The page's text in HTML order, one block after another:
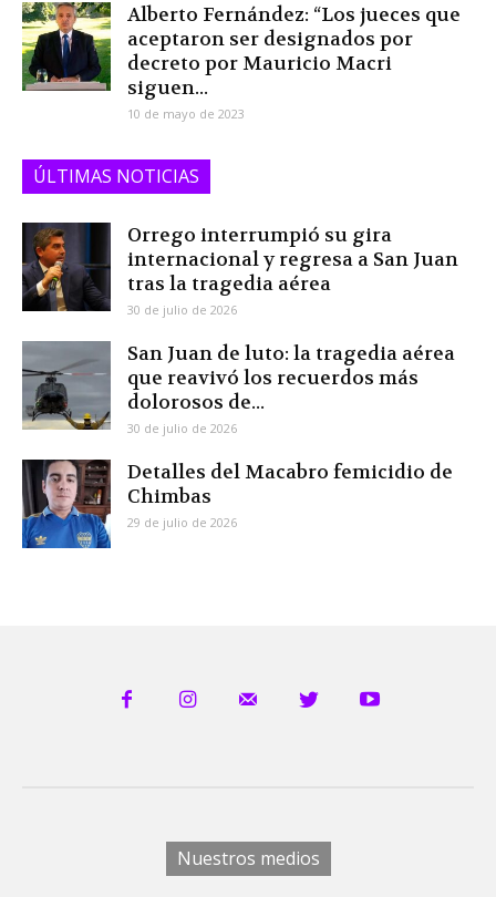
Alberto Fernández: “Los jueces que
aceptaron ser designados por
decreto por Mauricio Macri
siguen...
10 de mayo de 2023
ÚLTIMAS NOTICIAS
Orrego interrumpió su gira
internacional y regresa a San Juan
tras la tragedia aérea
30 de julio de 2026
San Juan de luto: la tragedia aérea
que reavivó los recuerdos más
dolorosos de...
30 de julio de 2026
Detalles del Macabro femicidio de
Chimbas
29 de julio de 2026
Nuestros medios